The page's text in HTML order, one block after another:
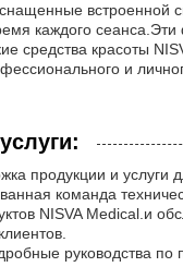
встроенной
каждого
средства красоты
и
продукции и услуги
команда
NISVA Medical.и
руководства